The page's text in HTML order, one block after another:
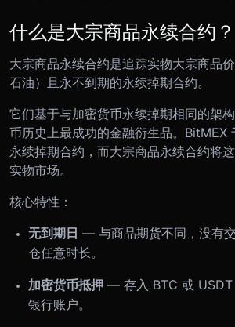
什么是大宗商品永续合约？
大宗商品永续合约是追踪实物大宗商品价
石油）且永不到期的永续掉期合约。
它们基于与加密货币永续掉期相同的架
币历史上最成功的金融衍生品。BitMEX
永续掉期合约，而大宗商品永续合约将
实物市场。
核心特性：
无到期日 — 与商品期货不同，没有
仓任意时长。
加密货币抵押 — 存入 BTC 或 USDT
银行账户。